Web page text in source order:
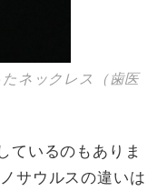
ネックレス（歯医
ているのもありま
サウルスの違いは